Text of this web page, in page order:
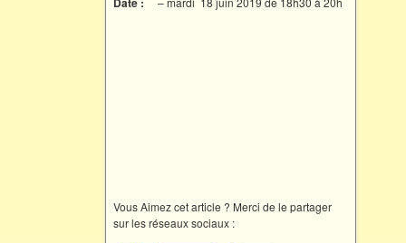
Vous Aimez cet article ? Merci de le partager
sur les réseaux sociaux :